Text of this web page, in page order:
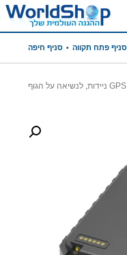
סניף פתח תקווה סניף חיפה
מערכות מעקב GPS ניידות, לנשיאה על הגוף